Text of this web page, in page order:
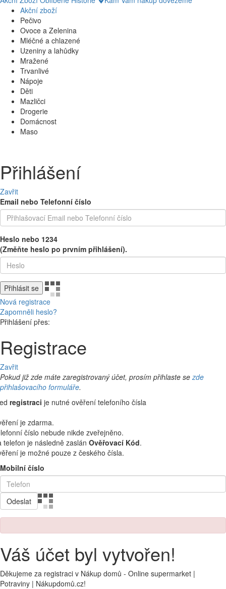
Akční zboží
Pečivo
Ovoce a Zelenina
Mléčné a chlazené
Uzeniny a lahůdky
Mražené
Trvanlivé
Nápoje
Děti
Mazličci
Drogerie
Domácnost
Maso
Přihlášení
Zavřit
Email nebo Telefonní číslo
Heslo nebo 1234
(Změňte heslo po prvním přihlášení).
Přihlásit se
Nová registrace
Zapomněli heslo?
Přihlášení přes:
Registrace
Zavřit
Pokud již zde máte zaregistrovaný účet, prosím přihlaste se zde
přihlašovacího formuláře.
registraci je nutné ověření telefoního čísla
je zdarma.
číslo nebude nikde zveřejněno.
telefon je následně zaslán Ověřovací Kód.
je možné pouze z českého čísla.
Mobilní číslo
Odeslat
Váš účet byl vytvořen!
Děkujeme za registraci v Nákup domů - Online supermarket |
Potraviny | Nákupdomů.cz!